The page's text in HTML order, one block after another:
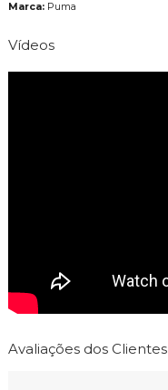
Marca: Puma
Vídeos
Avaliações dos Clientes